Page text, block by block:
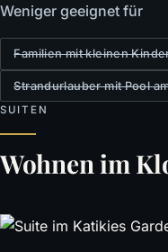
Weniger geeignet für
Familien mit kleinen
Strandurlauber mit Pool
SUITEN
Wohnen im